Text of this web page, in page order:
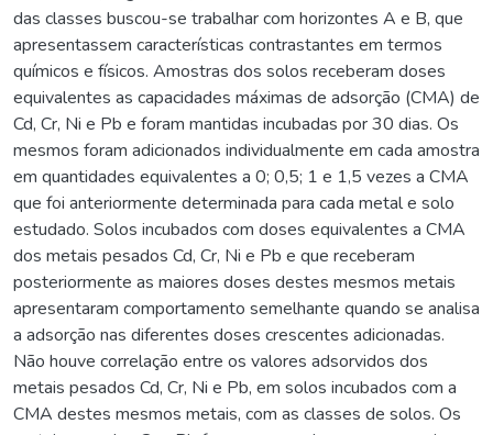
das classes buscou-se trabalhar com horizontes A e B, que
apresentassem características contrastantes em termos
químicos e físicos. Amostras dos solos receberam doses
equivalentes as capacidades máximas de adsorção (CMA) de
Cd, Cr, Ni e Pb e foram mantidas incubadas por 30 dias. Os
mesmos foram adicionados individualmente em cada amostra
em quantidades equivalentes a 0; 0,5; 1 e 1,5 vezes a CMA
que foi anteriormente determinada para cada metal e solo
estudado. Solos incubados com doses equivalentes a CMA
dos metais pesados Cd, Cr, Ni e Pb e que receberam
posteriormente as maiores doses destes mesmos metais
apresentaram comportamento semelhante quando se analisa
a adsorção nas diferentes doses crescentes adicionadas.
Não houve correlação entre os valores adsorvidos dos
metais pesados Cd, Cr, Ni e Pb, em solos incubados com a
CMA destes mesmos metais, com as classes de solos. Os